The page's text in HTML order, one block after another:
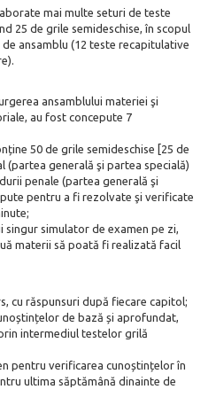
mai multe seturi de teste
25 de grile semideschise, în scopul
ansamblu (12 teste recapitulative
ansamblului materiei şi
au fost concepute 7
50 de grile semideschise [25 de
(partea generală şi partea specială)
penale (partea generală şi
pentru a fi rezolvate şi verificate
simulator de examen pe zi,
materii să poată fi realizată facil
cu răspunsuri după fiecare capitol;
de bază și aprofundat,
intermediul testelor grilă
pentru verificarea cunoștințelor în
ultima săptămână dinainte de